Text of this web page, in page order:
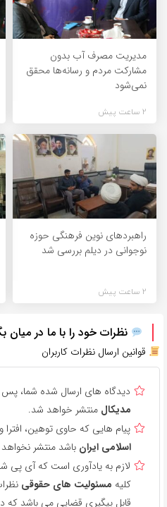
مدیریت مصرف آب بدون
مشارکت مردم و رسانه‌ها محقق
نمی‌شود
2 ساعت پیش
راهبردهای نوین فرهنگی حوزه
نوجوانی در دیلم بررسی شد
2 ساعت پیش
نظرات خود را با ما در میان
قوانین ارسال نظرات کاربران
دیدگاه های ارسال شده شما،
مدیکال منتشر خواهد شد.
پیام هایی که حاوی توهین، افترا
اسلامی ایران باشد منتشر
لازم به یادآوری است که آی
کلیه مسئولیت های حقوقی
قابل پیگیری قضایی می باشد